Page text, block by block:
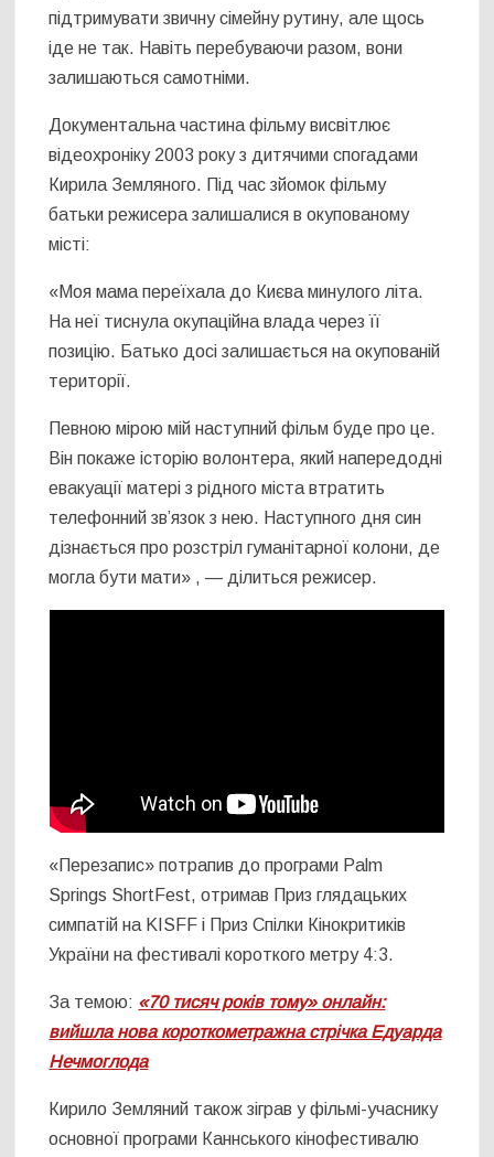
підтримувати звичну сімейну рутину, але щось
іде не так. Навіть перебуваючи разом, вони
залишаються самотніми.
Документальна частина фільму висвітлює
відеохроніку 2003 року з дитячими спогадами
Кирила Земляного. Під час зйомок фільму
батьки режисера залишалися в окупованому
місті:
«Моя мама переїхала до Києва минулого літа.
На неї тиснула окупаційна влада через її
позицію. Батько досі залишається на окупованій
території.
Певною мірою мій наступний фільм буде про це.
Він покаже історію волонтера, який напередодні
евакуації матері з рідного міста втратить
телефонний зв’язок з нею. Наступного дня син
дізнається про розстріл гуманітарної колони, де
могла бути мати» , — ділиться режисер.
«Перезапис» потрапив до програми Palm
Springs ShortFest, отримав Приз глядацьких
симпатій на KISFF і Приз Спілки Кінокритиків
України на фестивалі короткого метру 4:3.
За темою: «70 тисяч років тому» онлайн:
вийшла нова короткометражна стрічка Едуарда
Нечмоглода
Кирило Земляний також зіграв у фільмі-учаснику
основної програми Каннського кінофестивалю